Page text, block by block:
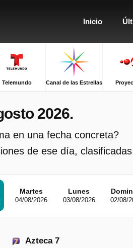
Inicio
Telemundo Canal de las Estrellas
2026.
en una fecha concreta?
de ese día,
Martes
04/08/2026
Lunes
03/08/2026 02/08/
Azteca 7